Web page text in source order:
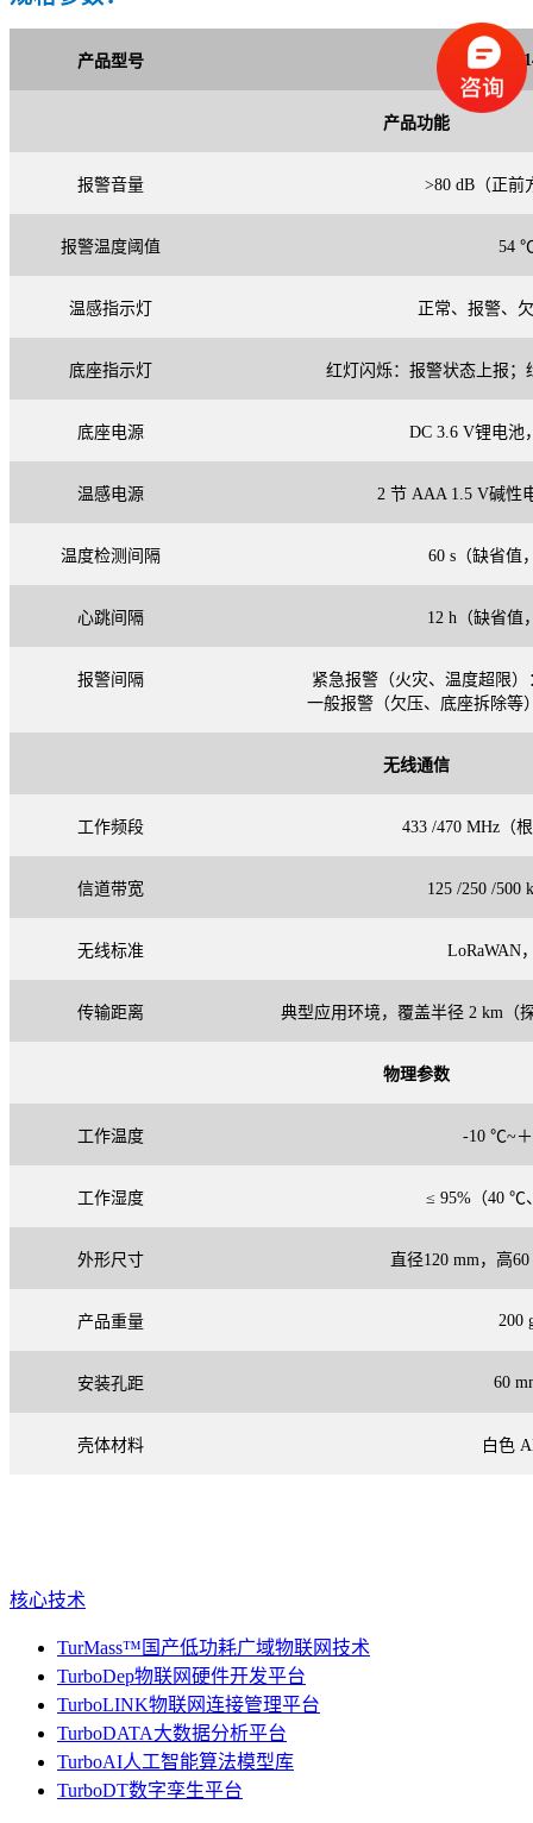
产品型号 TBS-
产品功能
报警音量 >80 dB（正前
报警温度阈值 54
温感指示灯 正常、报警、
底座指示灯 红灯闪烁：报警状态上报；
底座电源 DC 3.6 V锂电池
温感电源 2 节 AAA 1.5 V碱性
温度检测间隔 60 s（缺省值
心跳间隔 12 h（缺省值
报警间隔
紧急报警（火灾、温度超限）
一般报警（欠压、底座拆除等
无线通信
工作频段 433 /470 MHz（
信道带宽 125 /250 /500
无线标准 LoRaWAN
传输距离 典型应用环境，覆盖半径 2 km（
物理参数
工作温度 -10 ℃~
工作湿度 ≤ 95%（40 ℃
外形尺寸 直径120 mm，高60
产品重量 200
安装孔距 60
壳体材料 白色
核心技术
TurMass™国产低功耗广域物联网技术
TurboDep物联网硬件开发平台
TurboLINK物联网连接管理平台
TurboDATA大数据分析平台
TurboAI人工智能算法模型库
TurboDT数字孪生平台